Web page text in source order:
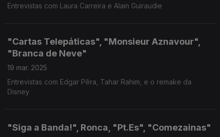
Entrevistas com Laura Carreira e Alain Guiraudie
"Cartas Telepáticas", "Monsieur Aznavour",
"Branca de Neve"
19 mar. 2025
Entrevistas com Edgar Pêra, Tahar Rahim, e o remake da
Disney
"Siga a Banda!", Ronca, "Pt.Es", "Comezainas"